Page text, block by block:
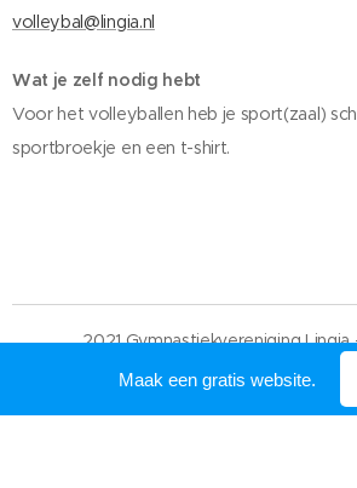
volleybal@lingia.nl
Wat je zelf nodig hebt
Voor het volleyballen heb je sport(zaal)
sportbroekje en een t-shirt.
2021 Gymnastiekvereniging
Mogelijk gemaakt door
Maak een gratis website.